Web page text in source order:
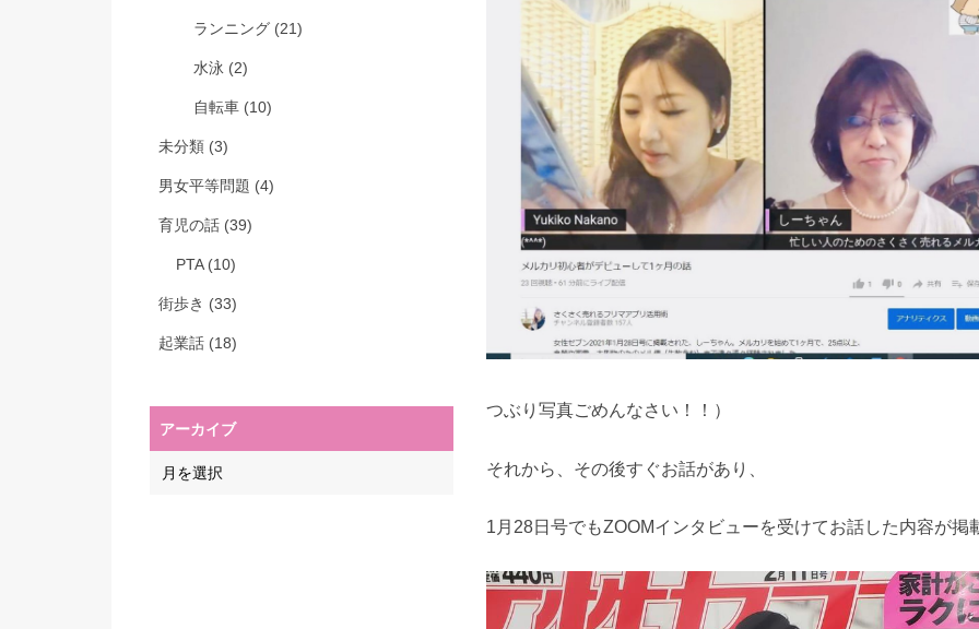
つぶり写真ごめんなさい！！）
それから、その後すぐお話があり、
1月28日号でもZOOMインタビューを受けてお話した内容が掲
ランニング (21)
水泳 (2)
自転車 (10)
未分類 (3)
男女平等問題 (4)
育児の話 (39)
PTA(10)
街歩き (33)
起業話 (18)
アーカイブ